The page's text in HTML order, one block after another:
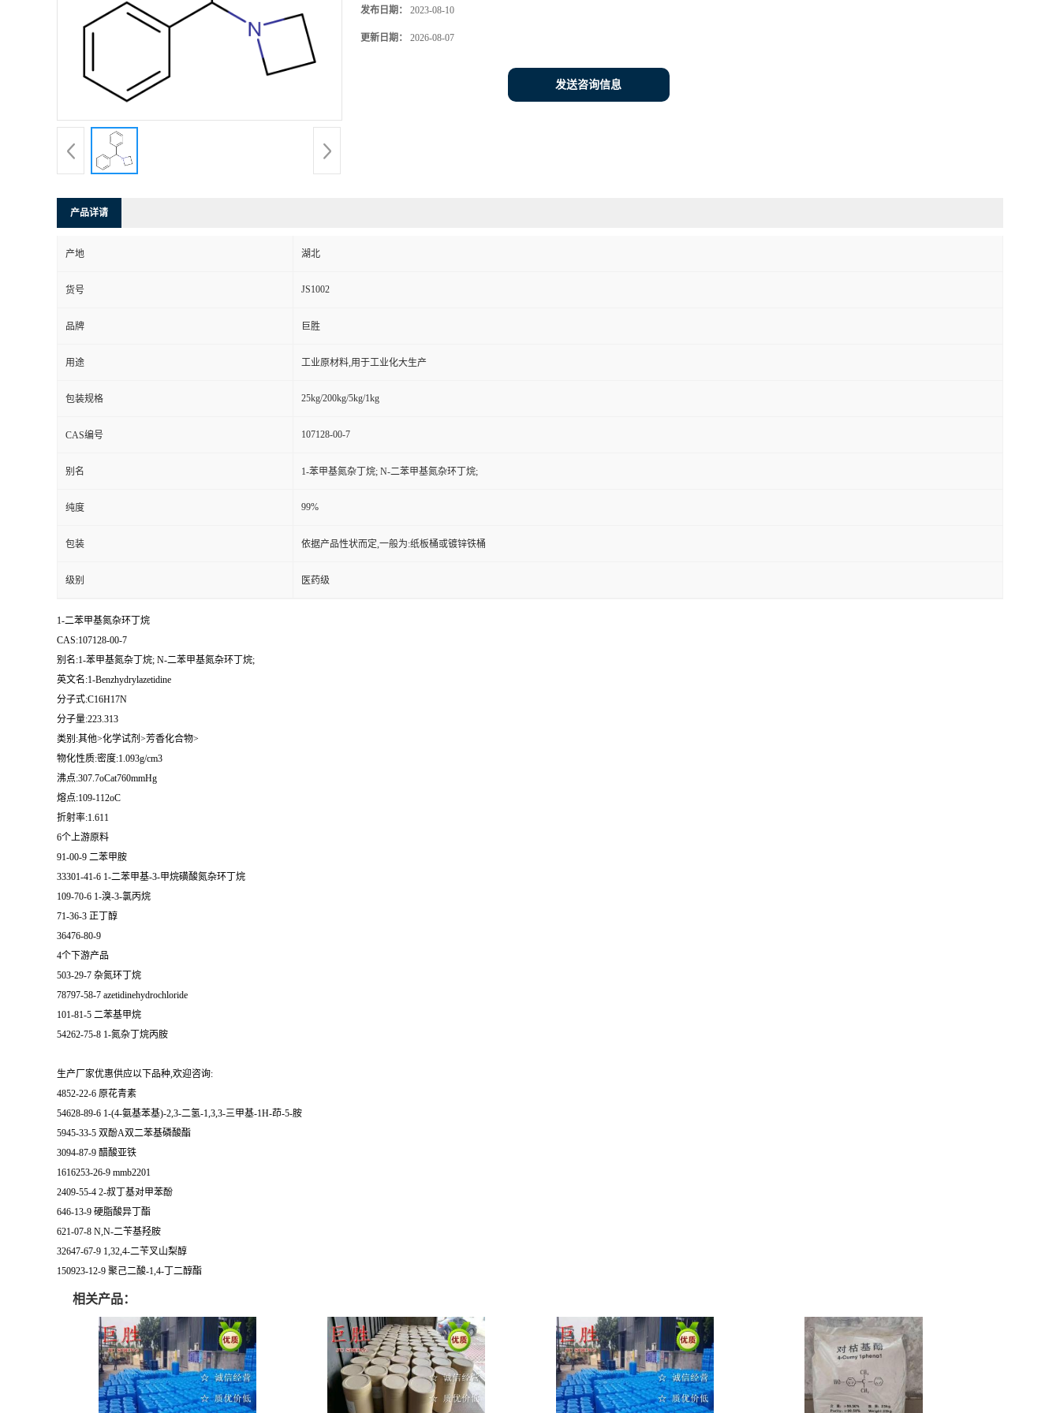
发布日期： 2023-08-10
更新日期： 2026-08-07
发送咨询信息
产品详请
产地 湖北
货号 JS1002
品牌 巨胜
用途 工业原材料,用于工业化大生产
包装规格 25kg/200kg/5kg/1kg
CAS编号 107128-00-7
别名 1-苯甲基氮杂丁烷; N-二苯甲基氮杂环丁烷;
纯度 99%
包装 依据产品性状而定,一般为:纸板桶或镀锌铁桶
级别 医药级
1-二苯甲基氮杂环丁烷
CAS:107128-00-7
别名:1-苯甲基氮杂丁烷; N-二苯甲基氮杂环丁烷;
英文名:1-Benzhydrylazetidine
分子式:C16H17N
分子量:223.313
类别:其他>化学试剂>芳香化合物>
物化性质:密度:1.093g/cm3
沸点:307.7oCat760mmHg
熔点:109-112oC
折射率:1.611
6个上游原料
91-00-9 二苯甲胺
33301-41-6 1-二苯甲基-3-甲烷磺酸氮杂环丁烷
109-70-6 1-溴-3-氯丙烷
71-36-3 正丁醇
36476-80-9
4个下游产品
503-29-7 杂氮环丁烷
78797-58-7 azetidinehydrochloride
101-81-5 二苯基甲烷
54262-75-8 1-氮杂丁烷丙胺
生产厂家优惠供应以下品种,欢迎咨询:
4852-22-6 原花青素
54628-89-6 1-(4-氨基苯基)-2,3-二氢-1,3,3-三甲基-1H-茚-5-胺
5945-33-5 双酚A双二苯基磷酸酯
3094-87-9 醋酸亚铁
1616253-26-9 mmb2201
2409-55-4 2-叔丁基对甲苯酚
646-13-9 硬脂酸异丁酯
621-07-8 N,N-二苄基羟胺
32647-67-9 1,32,4-二苄叉山梨醇
150923-12-9 聚己二酸-1,4-丁二醇酯
相关产品：